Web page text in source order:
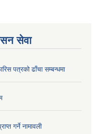
सेवा
पत्रको ढाँचा सम्बन्धमा
गर्ने नामावली